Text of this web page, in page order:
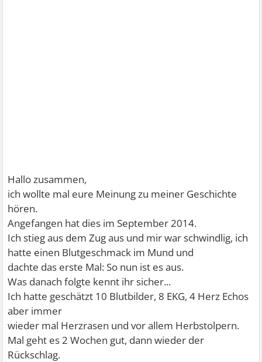
Hallo zusammen,
ich wollte mal eure Meinung zu meiner Geschichte
hören.
Angefangen hat dies im September 2014.
Ich stieg aus dem Zug aus und mir war schwindlig, ich
hatte einen Blutgeschmack im Mund und
dachte das erste Mal: So nun ist es aus.
Was danach folgte kennt ihr sicher...
Ich hatte geschätzt 10 Blutbilder, 8 EKG, 4 Herz Echos
aber immer
wieder mal Herzrasen und vor allem Herbstolpern.
Mal geht es 2 Wochen gut, dann wieder der
Rückschlag.